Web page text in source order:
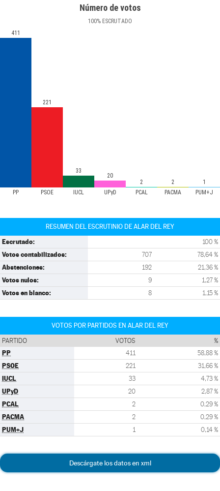
Número de votos
100% ESCRUTADO
PP PSOE IUCL UPyD PCAL PACMA PUM+J
411
221
33
20
2
2 1
RESUMEN DEL ESCRUTINIO DE ALAR DEL REY
Escrutado: 100 %
Votos contabilizados: 707 78,64 %
Abstenciones: 192 21,36 %
Votos nulos: 9 1,27 %
Votos en blanco: 8 1,15 %
VOTOS POR PARTIDOS EN ALAR DEL REY
PARTIDO VOTOS %
PP 411 58,88 %
PSOE 221 31,66 %
IUCL 33 4,73 %
UPyD 20 2,87 %
PCAL 2 0,29 %
PACMA 2 0,29 %
PUM+J 1 0,14 %
Descárgate los datos en xml